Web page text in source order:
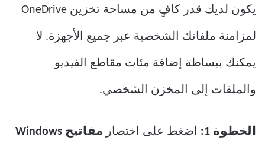
يكون لديك قدر كافٍ من مساحة تخزين OneDrive
لمزامنة ملفاتك الشخصية عبر جميع الأجهزة. لا
يمكنك ببساطة إضافة مئات مقاطع الفيديو
والملفات إلى المخزن الشخصي.
الخطوة 1: اضغط على اختصار مفاتيح Windows